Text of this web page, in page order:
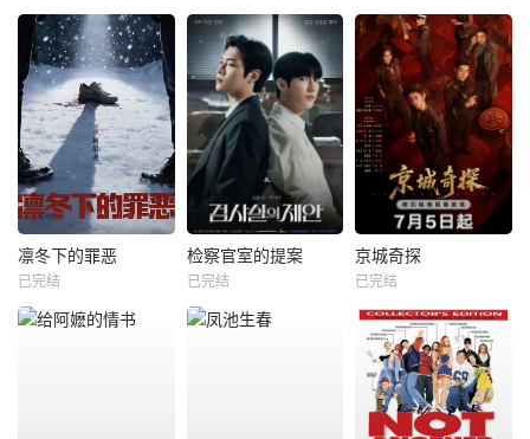
凛冬下的罪恶
已完结
检察官室的提案
已完结
京城奇探
已完结